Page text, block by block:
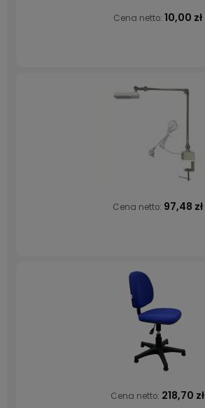
Cena netto: 10,00 zł
Cena netto: 97,48 zł
Cena netto: 218,70 zł